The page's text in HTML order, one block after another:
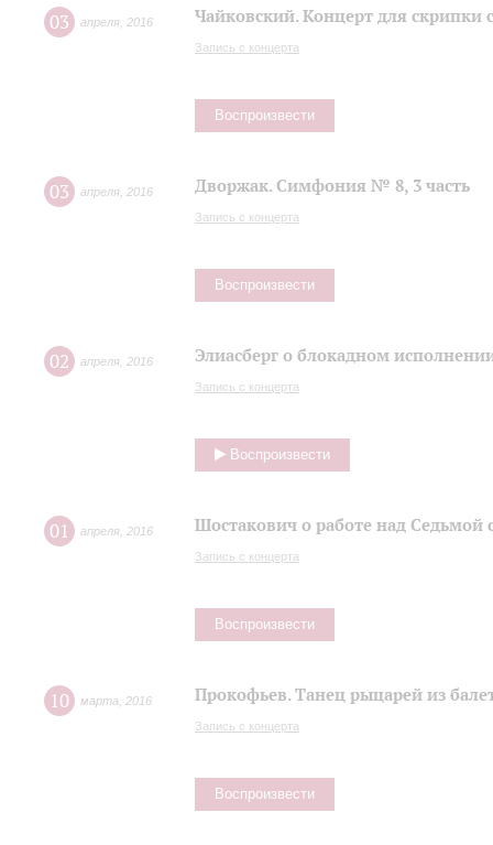
03 апреля 2016 Чайковский. Концерт для скрипки
Запись с концерта
Воспроизвести
03 апреля 2016 Дворжак. Симфония № 8, 3 часть
Запись с концерта
Воспроизвести
02 апреля 2016 Элиасберг о блокадном
Запись с концерта
Воспроизвести
01 апреля 2016 Шостакович о работе над
Запись с концерта
Воспроизвести
10 марта 2016 Прокофьев. Танец рыцарей из
Запись с концерта
Воспроизвести